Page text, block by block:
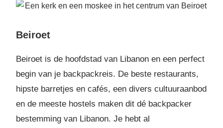
Beiroet
Beiroet is de hoofdstad van Libanon en een perfect
begin van je backpackreis. De beste restaurants,
hipste barretjes en cafés, een divers cultuuraanbod
en de meeste hostels maken dit dé backpacker
bestemming van Libanon. Je hebt al